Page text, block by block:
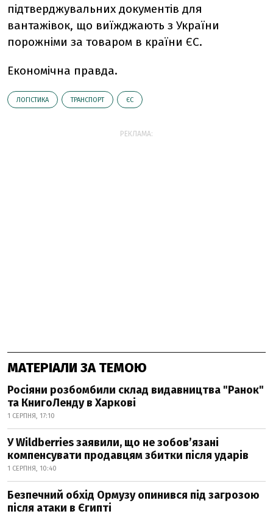
підтверджувальних документів для
вантажівок, що виїжджають з України
порожніми за товаром в країни ЄС.
Економічна правда.
ЛОГІСТИКА ТРАНСПОРТ ЄС
РЕКЛАМА:
МАТЕРІАЛИ ЗА ТЕМОЮ
Росіяни розбомбили склад видавництва "Ранок"
та КнигоЛенду в Харкові
1 СЕРПНЯ, 17:10
У Wildberries заявили, що не зобов’язані
компенсувати продавцям збитки після ударів
1 СЕРПНЯ, 10:40
Безпечний обхід Ормузу опинився під загрозою
після атаки в Єгипті